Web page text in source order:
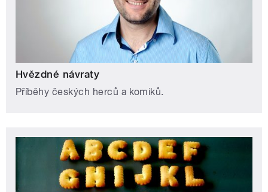
Hvězdné návraty
Příběhy českých herců a komiků.